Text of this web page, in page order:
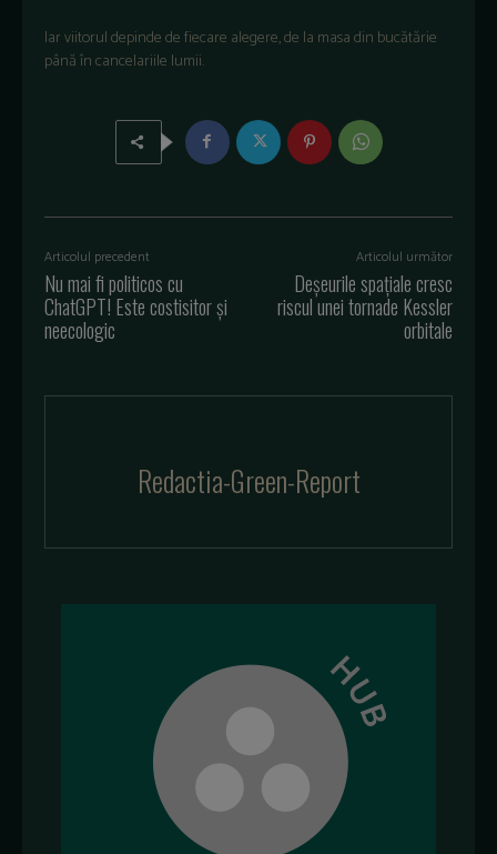
Iar viitorul depinde de fiecare alegere, de la masa din bucătărie
până în cancelariile lumii.
Articolul precedent
Nu mai fi politicos cu
ChatGPT! Este costisitor și
neecologic
Articolul următor
Deșeurile spațiale cresc
riscul unei tornade Kessler
orbitale
Redactia-Green-Report